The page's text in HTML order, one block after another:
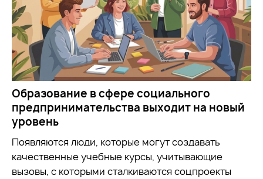
Образование в сфере социального
предпринимательства выходит на новый
уровень
Появляются люди, которые могут создавать
качественные учебные курсы, учитывающие
вызовы, с которыми сталкиваются соцпроекты